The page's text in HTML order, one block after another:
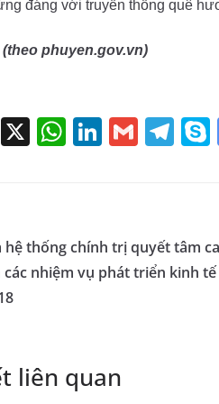
đáng với truyền thống quê
phuyen.gov.vn)
M X W
A
p
Li
dI
n
G T
a
m
hệ thống chính trị quyết tâm
nhiệm vụ phát triển kinh tế
liên quan